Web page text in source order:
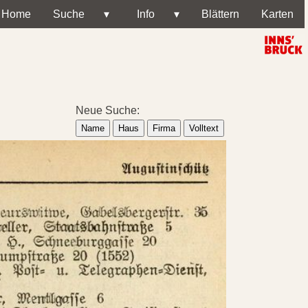
Home Suche ▾ Info ▾ Blättern Karten
Neue Suche:
Name Haus Firma Volltext